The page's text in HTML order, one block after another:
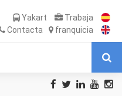
Yakart
Trabaja
Contacta
franquicia